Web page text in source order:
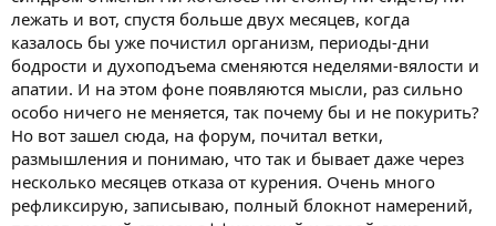
лежать и вот, спустя больше двух месяцев, когда
казалось бы уже почистил организм, периоды-дни
бодрости и духоподъема сменяются неделями-вялости и
апатии. И на этом фоне появляются мысли, раз сильно
особо ничего не меняется, так почему бы и не покурить?
Но вот зашел сюда, на форум, почитал ветки,
размышления и понимаю, что так и бывает даже через
несколько месяцев отказа от курения. Очень много
рефликсирую, записываю, полный блокнот намерений,